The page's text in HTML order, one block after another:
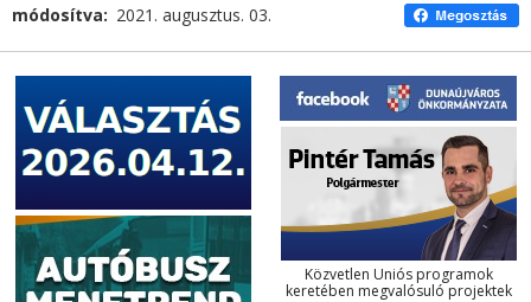
módosítva 2021. augusztus. 03.
Közvetlen Uniós programok
keretében megvalósuló projektek